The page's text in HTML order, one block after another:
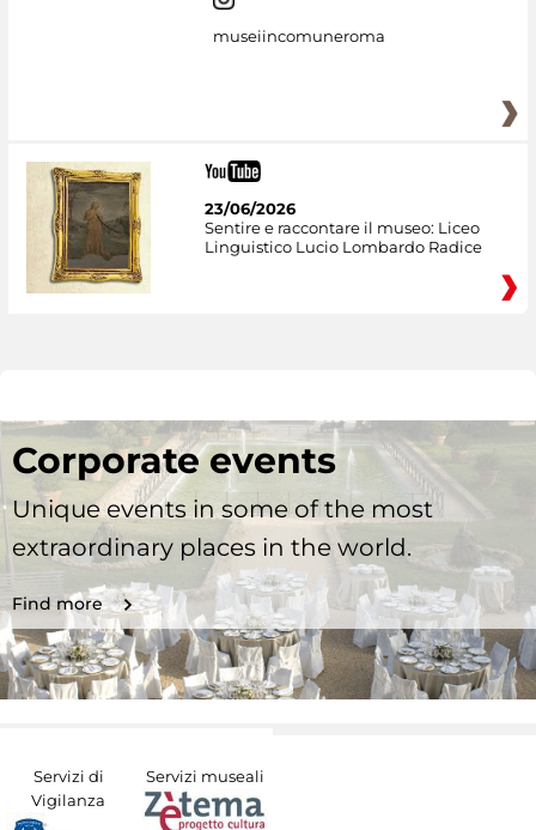
museiincomuneroma
23/06/2026
Sentire e raccontare il museo: Liceo
Linguistico Lucio Lombardo Radice
Corporate events
Unique events in some of the most
extraordinary places in the world.
Find more
Servizi di
Vigilanza
Servizi museali